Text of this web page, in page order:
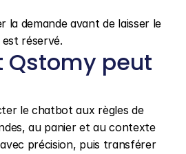
la demande avant de laisser le
réservé.
peut
le chatbot aux règles de
au panier et au contexte
précision, puis transférer